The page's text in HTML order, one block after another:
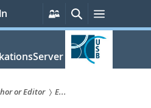
Persönliche
Services
SucheMenü
or Editor
E...